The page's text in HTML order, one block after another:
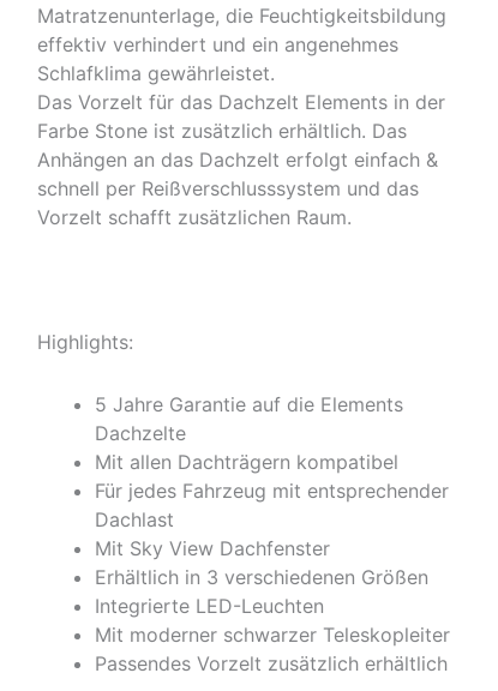
Matratzenunterlage, die Feuchtigkeitsbildung
effektiv verhindert und ein angenehmes
Schlafklima gewährleistet.
Das Vorzelt für das Dachzelt Elements in der
Farbe Stone ist zusätzlich erhältlich. Das
Anhängen an das Dachzelt erfolgt einfach &
schnell per Reißverschlusssystem und das
Vorzelt schafft zusätzlichen Raum.
Highlights:
5 Jahre Garantie auf die Elements
Dachzelte
Mit allen Dachträgern kompatibel
Für jedes Fahrzeug mit entsprechender
Dachlast
Mit Sky View Dachfenster
Erhältlich in 3 verschiedenen Größen
Integrierte LED-Leuchten
Mit moderner schwarzer Teleskopleiter
Passendes Vorzelt zusätzlich erhältlich